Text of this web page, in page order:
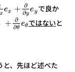
x
ex + ∂
∂y
ey で良か
+ ∂
∂θ
eθではないと
、先ほど述べた